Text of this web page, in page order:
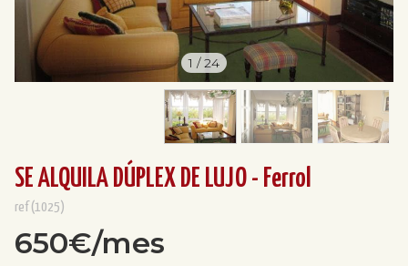
1 /24
SE ALQUILA DÚPLEX DE LUJO - Ferrol
ref(1025)
650€/mes